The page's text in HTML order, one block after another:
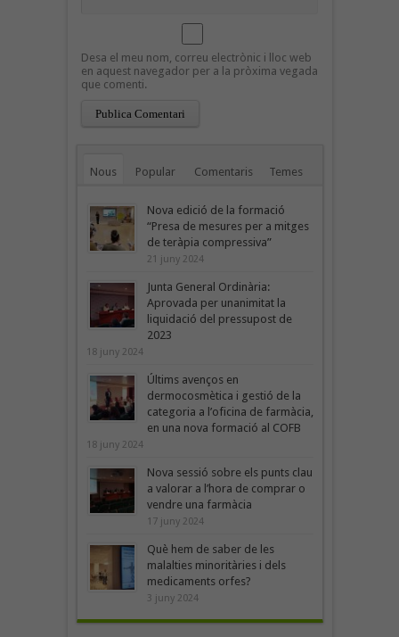
Desa el meu nom, correu electrònic i lloc web
en aquest navegador per a la pròxima vegada
que comenti.
Nous Popular Comentaris Temes
Nova edició de la formació
“Presa de mesures per a mitges
de teràpia compressiva”
21 juny 2024
Junta General Ordinària:
Aprovada per unanimitat la
liquidació del pressupost de
2023
18 juny 2024
Últims avenços en
dermocosmètica i gestió de la
categoria a l’oficina de farmàcia,
en una nova formació al COFB
18 juny 2024
Nova sessió sobre els punts clau
a valorar a l’hora de comprar o
vendre una farmàcia
17 juny 2024
Què hem de saber de les
malalties minoritàries i dels
medicaments orfes?
3 juny 2024